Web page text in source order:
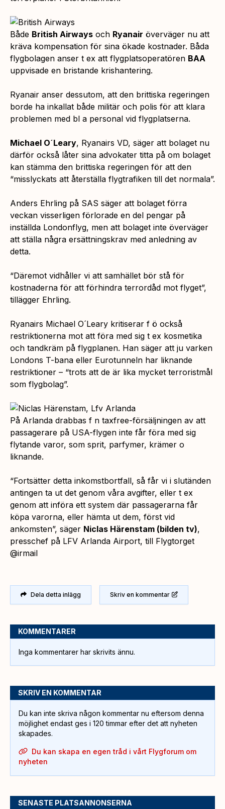
Både British Airways och Ryanair överväger nu att
kräva kompensation för sina ökade kostnader. Båda
flygbolagen anser t ex att flygplatsoperatören BAA
uppvisade en bristande krishantering.
Ryanair anser dessutom, att den brittiska regeringen
borde ha inkallat både militär och polis för att klara
problemen med bl a personal vid flygplatserna.
Michael O´Leary, Ryanairs VD, säger att bolaget nu
därför också låter sina advokater titta på om bolaget
kan stämma den brittiska regeringen för att den
“misslyckats att återställa flygtrafiken till det normala”.
Anders Ehrling på SAS säger att bolaget förra
veckan visserligen förlorade en del pengar på
inställda Londonflyg, men att bolaget inte överväger
att ställa några ersättningskrav med anledning av
detta.
“Däremot vidhåller vi att samhället bör stå för
kostnaderna för att förhindra terrordåd mot flyget”,
tillägger Ehrling.
Ryanairs Michael O´Leary kritiserar f ö också
restriktionerna mot att föra med sig t ex kosmetika
och tandkräm på flygplanen. Han säger att ju varken
Londons T-bana eller Eurotunneln har liknande
restriktioner – “trots att de är lika mycket terroristmål
som flygbolag”.
På Arlanda drabbas f n taxfree-försäljningen av att
passagerare på USA-flygen inte får föra med sig
flytande varor, som sprit, parfymer, krämer o
liknande.
“Fortsätter detta inkomstbortfall, så får vi i slutänden
antingen ta ut det genom våra avgifter, eller t ex
genom att införa ett system där passagerarna får
köpa varorna, eller hämta ut dem, först vid
ankomsten”, säger Niclas Härenstam (bilden tv),
presschef på LFV Arlanda Airport, till Flygtorget
@irmail
Dela detta inlägg Skriv en kommentar
KOMMENTARER
Inga kommentarer har skrivits ännu.
SKRIV EN KOMMENTAR
Du kan inte skriva någon kommentar nu eftersom denna
möjlighet endast ges i 120 timmar efter det att nyheten
skapades.
Du kan skapa en egen tråd i vårt Flygforum om
nyheten
SENASTE PLATSANNONSERNA